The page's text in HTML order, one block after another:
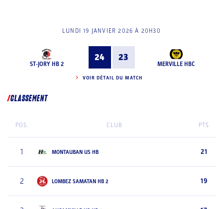
LUNDI 19 JANVIER 2026 À 20H30
ST-JORY HB 2
24 23
MERVILLE HBC
VOIR DÉTAIL DU MATCH
CLASSEMENT
POS. CLUB PTS
1 MONTAUBAN US HB 21
2 LOMBEZ SAMATAN HB 2 19